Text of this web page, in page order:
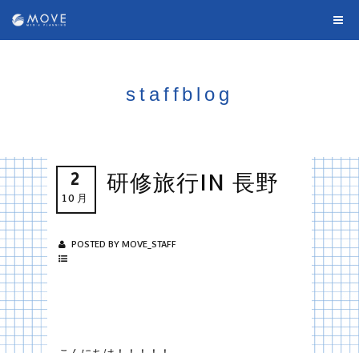
staffblog
2
10月
研修旅行IN 長野
POSTED BY MOVE_STAFF